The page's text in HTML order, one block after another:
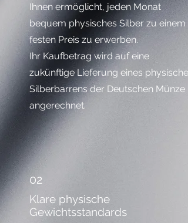
Ihnen ermöglicht, jeden Monat
bequem physisches Silber zu einem
festen Preis zu erwerben.
Ihr Kaufbetrag wird auf eine
zukünftige Lieferung eines physischen
Silberbarrens der Deutschen Münze
angerechnet.
02
Klare physische
Gewichtsstandards